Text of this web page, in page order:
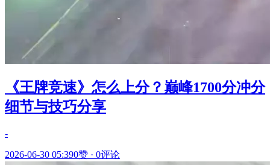
《王牌竞速》怎么上分？巅峰1700分冲分
细节与技巧分享
-
2026-06-30 05:390赞 · 0评论